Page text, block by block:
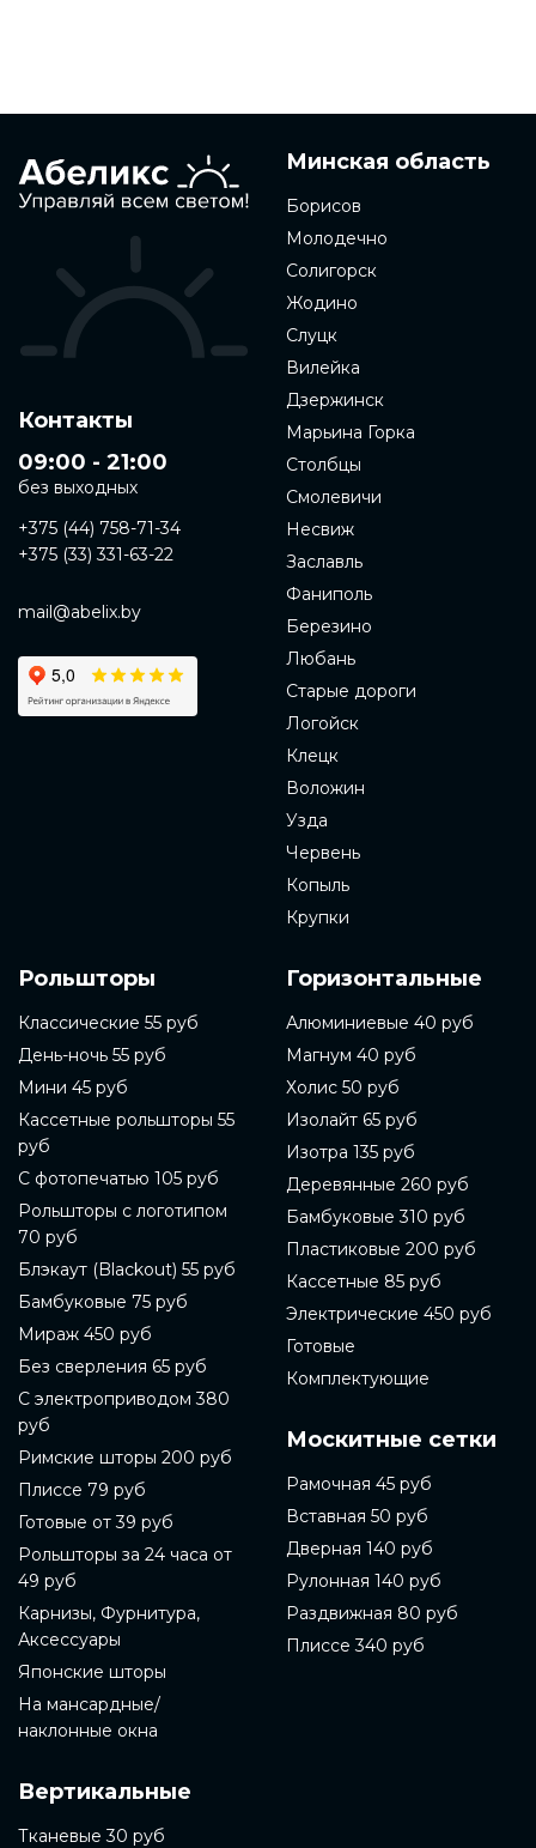
Контакты
09:00 - 21:00
без выходных
+375 (44) 758-71-34
+375 (33) 331-63-22
mail@abelix.by
Минская область
Борисов
Молодечно
Солигорск
Жодино
Слуцк
Вилейка
Дзержинск
Марьина Горка
Столбцы
Смолевичи
Несвиж
Заславль
Фаниполь
Березино
Любань
Старые дороги
Логойск
Клецк
Воложин
Узда
Червень
Копыль
Крупки
Рольшторы
Классические 55 руб
День-ночь 55 руб
Мини 45 руб
Кассетные рольшторы 55
руб
С фотопечатью 105 руб
Рольшторы с логотипом
70 руб
Блэкаут (Blackout) 55 руб
Бамбуковые 75 руб
Мираж 450 руб
Без сверления 65 руб
С электроприводом 380
руб
Римские шторы 200 руб
Плиссе 79 руб
Готовые от 39 руб
Рольшторы за 24 часа от
49 руб
Карнизы, Фурнитура,
Аксессуары
Японские шторы
На мансардные/
наклонные окна
Вертикальные
Тканевые 30 руб
Горизонтальные
Алюминиевые 40 руб
Магнум 40 руб
Холис 50 руб
Изолайт 65 руб
Изотра 135 руб
Деревянные 260 руб
Бамбуковые 310 руб
Пластиковые 200 руб
Кассетные 85 руб
Электрические 450 руб
Готовые
Комплектующие
Москитные сетки
Рамочная 45 руб
Вставная 50 руб
Дверная 140 руб
Рулонная 140 руб
Раздвижная 80 руб
Плиссе 340 руб